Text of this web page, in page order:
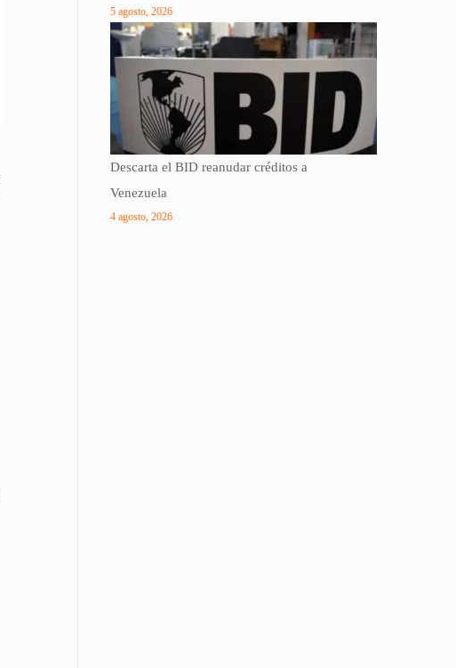
5 agosto, 2026
Descarta el BID reanudar créditos a
Venezuela
4 agosto, 2026